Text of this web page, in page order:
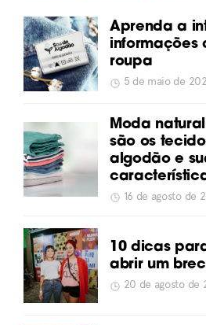
Aprenda a
informações
roupa
5 de maio de
Moda
são os
algodão e
16 de agosto de
10 dicas
abrir um
20 de agosto de